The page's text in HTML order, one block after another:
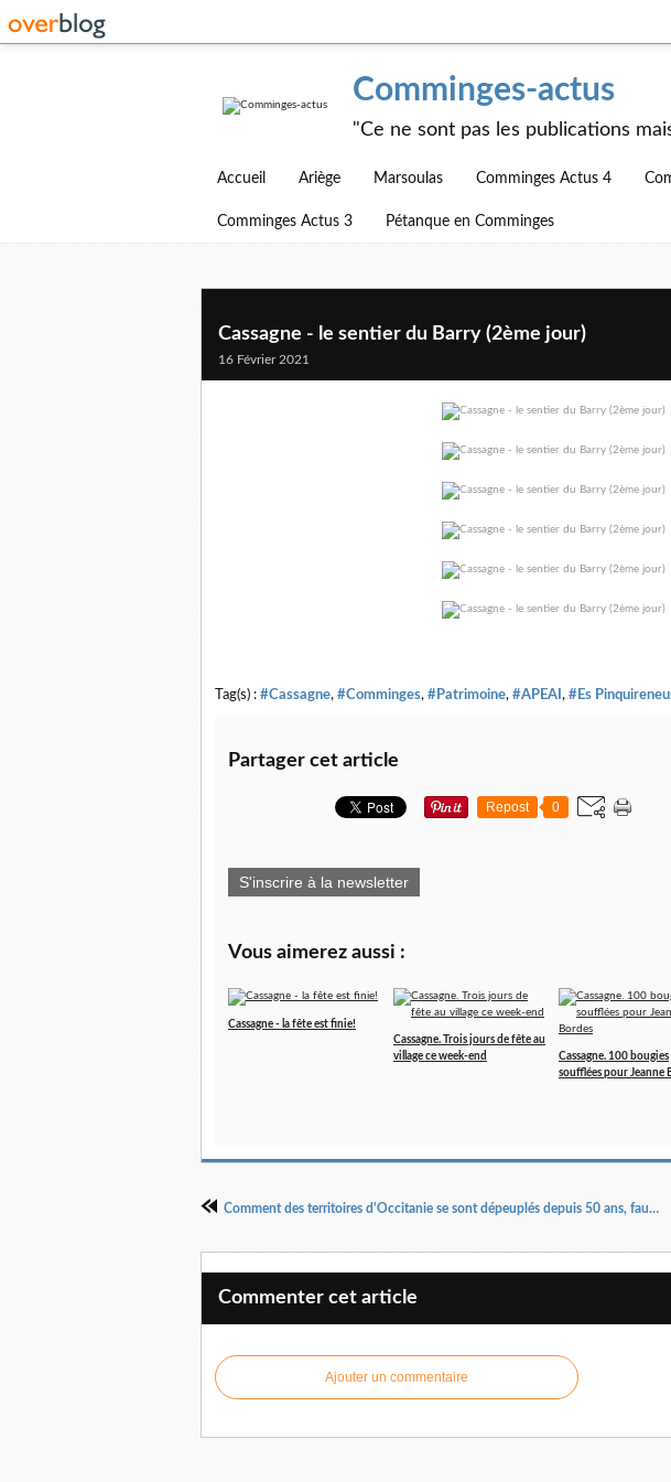
Comminges-actus
"Ce ne sont pas les publications
Accueil Ariège Marsoulas Comminges Actus 4
Comminges Actus 3 Pétanque en Comminges
Cassagne - le sentier du Barry (2ème jour)
16 Février 2021
Tag(s) : #Cassagne, #Comminges, #Patrimoine, #APEAI , #Es
Partager cet article
Repost 0
S'inscrire à la newsletter
Vous aimerez aussi :
Cassagne - la fête est finie!
Cassagne. Trois jours de fête au
village ce week-end
Cassagne. 100 bougies
soufflées pour Jeanne
Comment des territoires d'Occitanie se sont dépeuplés depuis 50 ans, faute d'emplois
Commenter cet article
Ajouter un commentaire